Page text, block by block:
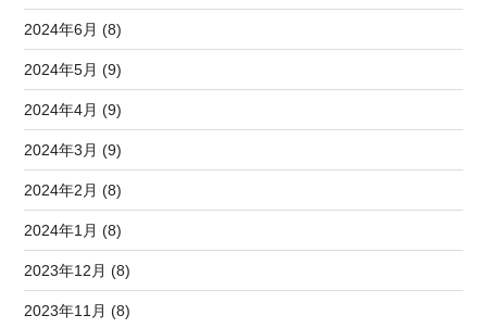
2024年6月 (8)
2024年5月 (9)
2024年4月 (9)
2024年3月 (9)
2024年2月 (8)
2024年1月 (8)
2023年12月 (8)
2023年11月 (8)